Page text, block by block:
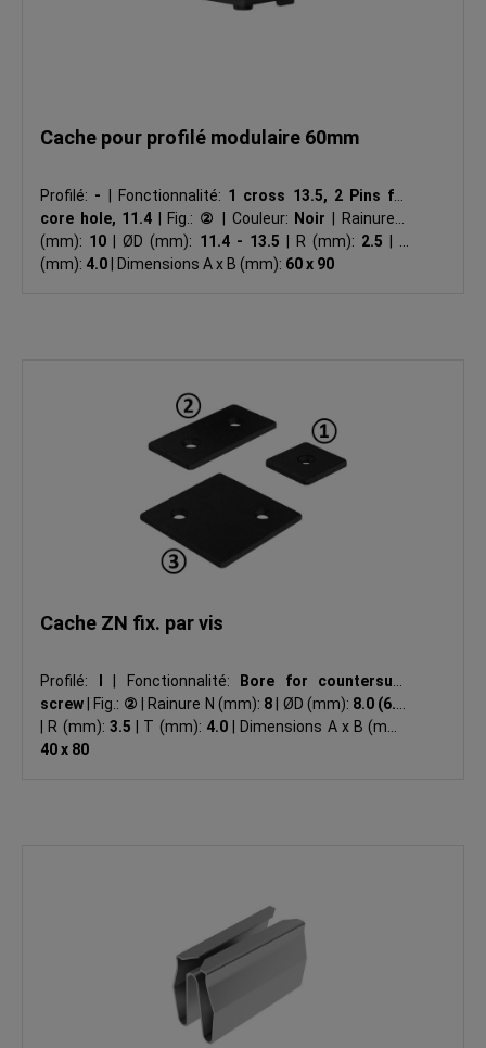
Cache pour profilé modulaire 60mm
Profilé: - Fonctionnalité: 1 cross 13.5, 2 Pins for
core hole, 11.4
Fig.: ② Couleur: Noir
Rainure N
(mm): 10 ØD (mm): 11.4 - 13.5 R (mm): 2.5
(mm): 4.0 Dimensions A x B (mm): 60 x 90
Cache ZN fix. par vis
Profilé: Fonctionnalité:
Bore for countersunk
screw
Fig.: ② Rainure N (mm): 8 ØD (mm): 8.0 (6.8)
R (mm): 3.5 T (mm): 4.0
Dimensions A x B (mm):
40 x 80